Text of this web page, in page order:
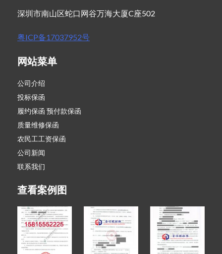
深圳市南山区蛇口网谷万海大厦C座502
粤ICP备17037952号
网站菜单
公司介绍
投标保函
履约保函 预付款保函
质量维修保函
农民工工资保函
公司新闻
联系我们
查看案例图